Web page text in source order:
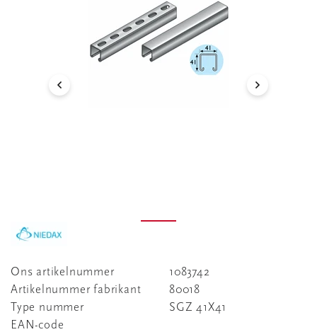
Ons artikelnummer
1083742
Artikelnummer fabrikant
80018
Type nummer
SGZ 41X41
EAN-code